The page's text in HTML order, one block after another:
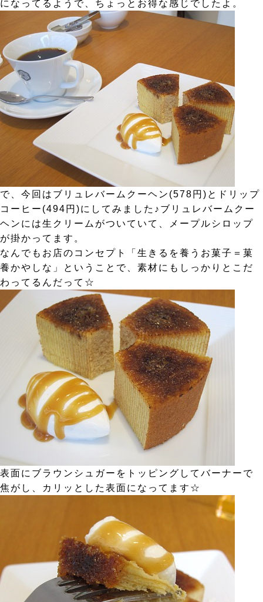
になってるようで、ちょっとお得な感じでしたよ。
で、今回はブリュレバームクーヘン(578円)とドリップ
コーヒー(494円)にしてみました♪ブリュレバームクー
ヘンには生クリームがついていて、メープルシロップ
が掛かってます。
なんでもお店のコンセプト「生きるを養うお菓子＝菓
養かやしな」ということで、素材にもしっかりとこだ
わってるんだって☆
表面にブラウンシュガーをトッピングしてバーナーで
焦がし、カリッとした表面になってます☆